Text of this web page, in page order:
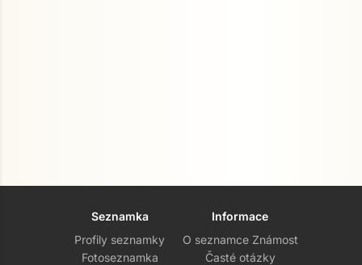
Seznamka
Profily seznamky
Fotoseznamka
Informace
O seznamce Známost
Časté otázky